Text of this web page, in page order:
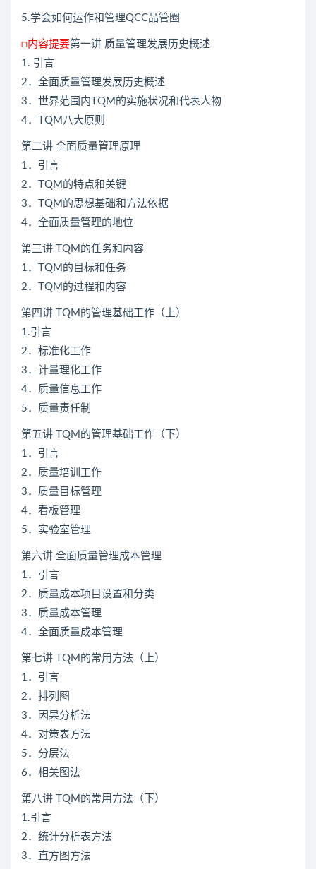
5.学会如何运作和管理QCC品管圈
□内容提要第一讲 质量管理发展历史概述
1. 引言
2．全面质量管理发展历史概述
3．世界范围内TQM的实施状况和代表人物
4．TQM八大原则
第二讲 全面质量管理原理
1．引言
2．TQM的特点和关键
3．TQM的思想基础和方法依据
4．全面质量管理的地位
第三讲 TQM的任务和内容
1．TQM的目标和任务
2．TQM的过程和内容
第四讲 TQM的管理基础工作（上）
1.引言
2．标准化工作
3．计量理化工作
4．质量信息工作
5．质量责任制
第五讲 TQM的管理基础工作（下）
1．引言
2．质量培训工作
3．质量目标管理
4．看板管理
5．实验室管理
第六讲 全面质量管理成本管理
1．引言
2．质量成本项目设置和分类
3．质量成本管理
4．全面质量成本管理
第七讲 TQM的常用方法（上）
1．引言
2．排列图
3．因果分析法
4．对策表方法
5．分层法
6．相关图法
第八讲 TQM的常用方法（下）
1.引言
2．统计分析表方法
3．直方图方法